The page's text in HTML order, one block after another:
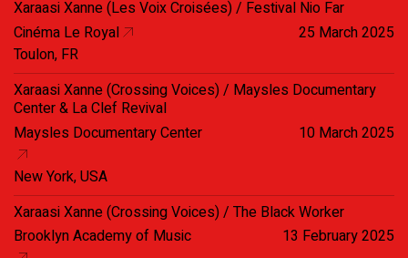
Xaraasi Xanne (Les Voix Croisées) / Festival Nio Far
Cinéma Le Royal
Toulon, FR
25 March 2025
Xaraasi Xanne (Crossing Voices) / Maysles Documentary
Center & La Clef Revival
Maysles Documentary Center
New York, USA
10 March 2025
Xaraasi Xanne (Crossing Voices) / The Black Worker
Brooklyn Academy of Music
13 February 2025